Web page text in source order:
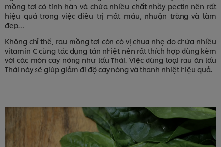
mồng tơi có tính hàn và chứa nhiều chất nhầy pectin nên rất
hiệu quả trong việc điều trị mất máu, nhuận tràng và làm
đẹp…
Không chỉ thế, rau mồng tơi còn có vị chua nhẹ do chứa nhiều
vitamin C cùng tác dụng tán nhiệt nên rất thích hợp dùng kèm
với các món cay nóng như lẩu Thái. Việc dùng loại rau ăn lẩu
Thái này sẽ giúp giảm đi độ cay nóng và thanh nhiệt hiệu quả.